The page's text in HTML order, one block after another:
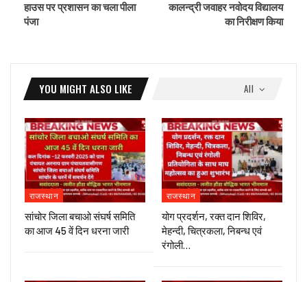
हाउस पर प्रशासन का चला पीला
पंजा
कालन्द्री जवाहर नवोदय विद्यालय
का निरीक्षण किया
All
YOU MIGHT ALSO LIKE
राजस्थान
सांचोर जिला बचाओ संघर्ष समिति
का आज 45 वें दिन धरना जारी
राजस्थान
योग प्रदर्शन, रक्त दान शिविर,
मेहन्दी, चित्रकला, निबन्ध एवं
रंगोली…